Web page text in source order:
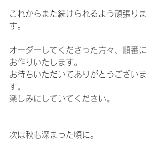
これからまた続けられるよう頑張りま
す。
オーダーしてくださった方々、順番に
お作りいたします。
お待ちいただいてありがとうございま
す。
楽しみにしていてください。
次は秋も深まった頃に。